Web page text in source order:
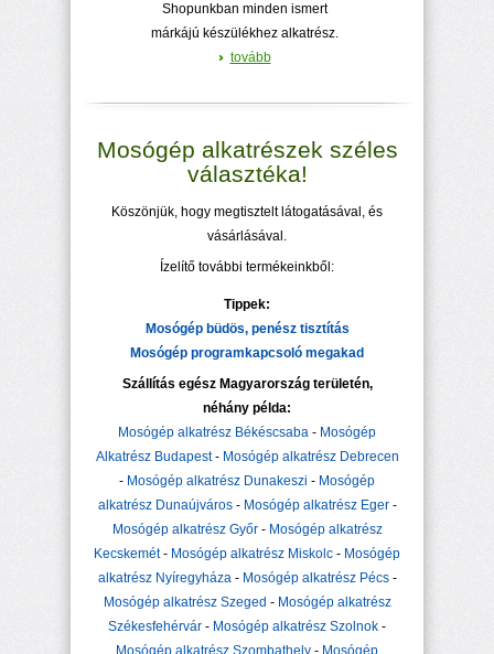
Shopunkban minden ismert
márkájú készülékhez alkatrész.
tovább
Mosógép alkatrészek széles
választéka!
Köszönjük, hogy megtisztelt látogatásával, és
vásárlásával.
Ízelítő további termékeinkből:
Tippek:
Mosógép büdös, penész tisztítás
Mosógép programkapcsoló megakad
Szállítás egész Magyarország területén,
néhány példa:
Mosógép alkatrész Békéscsaba - Mosógép
Alkatrész Budapest- Mosógép alkatrész Debrecen
- Mosógép alkatrész Dunakeszi - Mosógép
alkatrész Dunaújváros- Mosógép alkatrész Eger-
Mosógép alkatrész Győr- Mosógép alkatrész
Kecskemét- Mosógép alkatrész Miskolc - Mosógép
alkatrész Nyíregyháza- Mosógép alkatrész Pécs-
Mosógép alkatrész Szeged - Mosógép alkatrész
Székesfehérvár - Mosógép alkatrész Szolnok -
Mosógép alkatrész Szombathely - Mosógép